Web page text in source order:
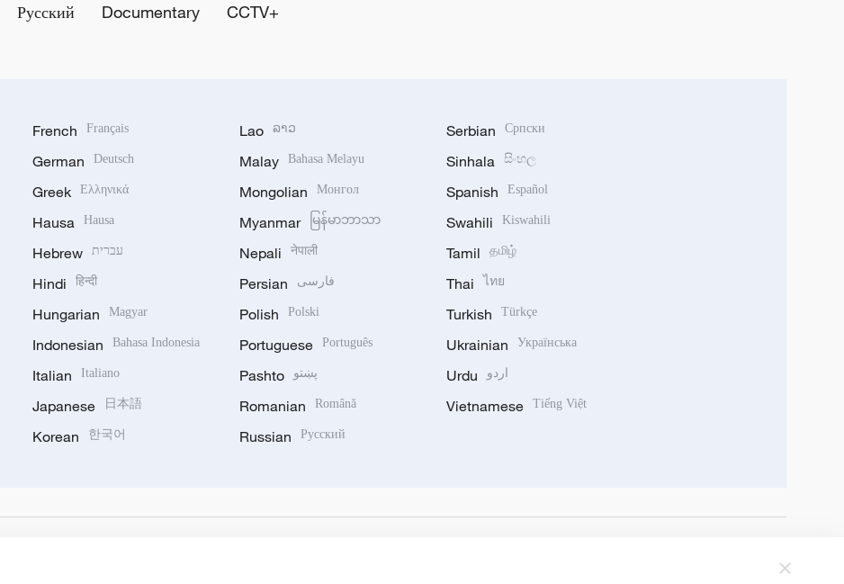
Русский Documentary CCTV+
French Français
German Deutsch
Greek Ελληνικά
Hausa Hausa
Hebrew עברית
Hindi हिन्दी
Hungarian Magyar
Indonesian Bahasa Indonesia
Italian Italiano
Japanese 日本語
Korean 한국어
Lao ລາວ
Malay Bahasa Melayu
Mongolian Монгол
Myanmar မြန်မာဘာသာ
Nepali नेपाली
Persian فارسی
Polish Polski
Portuguese Português
Pashto پښتو
Romanian Română
Russian Русский
Serbian Српски
Sinhala සිංහල
Spanish Español
Swahili Kiswahili
Tamil தமிழ்
Thai ไทย
Turkish Türkçe
Ukrainian Українська
Urdu اردو
Vietnamese Tiếng Việt